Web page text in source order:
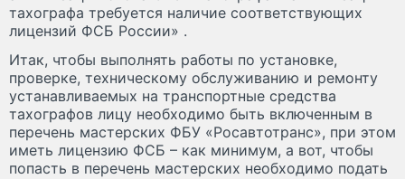
тахографа требуется наличие соответствующих
лицензий ФСБ России» .
Итак, чтобы выполнять работы по установке,
проверке, техническому обслуживанию и ремонту
устанавливаемых на транспортные средства
тахографов лицу необходимо быть включенным в
перечень мастерских ФБУ «Росавтотранс», при этом
иметь лицензию ФСБ – как минимум, а вот, чтобы
попасть в перечень мастерских необходимо подать